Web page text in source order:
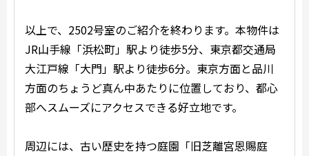
以上で、2502号室のご紹介を終わります。本物件は
JR山手線「浜松町」駅より徒歩5分、東京都交通局
大江戸線「大門」駅より徒歩6分。東京方面と品川
方面のちょうど真ん中あたりに位置しており、都心
部へスムーズにアクセスできる好立地です。
周辺には、古い歴史を持つ庭園「旧芝離宮恩賜庭